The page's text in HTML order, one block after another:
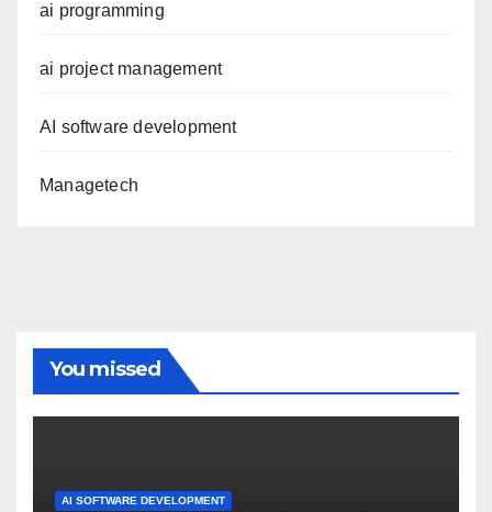
ai programming
ai project management
AI software development
Managetech
You missed
AI SOFTWARE DEVELOPMENT